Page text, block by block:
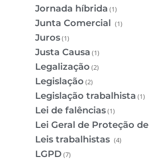
Jornada híbrida (1)
Junta Comercial (1)
Juros(1)
Justa Causa (1)
Legalização (2)
Legislação (2)
Legislação trabalhista (1)
Lei de falências(1)
Lei Geral de Proteção
Leis trabalhistas (4)
LGPD (7)